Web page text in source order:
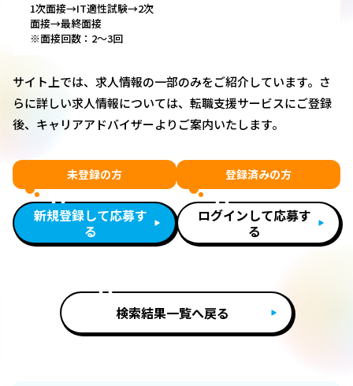
1次面接→IT適性試験→2次
面接→最終面接
※面接回数：2～3回
サイト上では、求人情報の一部のみをご紹介しています。さ
らに詳しい求人情報については、転職支援サービスにご登録
後、キャリアアドバイザーよりご案内いたします。
未登録の方
新規登録して応募す
る
登録済みの方
ログインして応募す
る
検索結果一覧へ戻る